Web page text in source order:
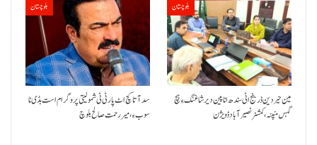
بلوچستان
سد آتا کچ اٹ پارٹی ٹی شمولیتی پروگرام است بڈی نا
سوب ءِ،میر رحمت صالح بلوچ
بلوچستان
مین حیردین ڈرینج اٹی سندھ انا پین دیر شاغنگ ءِ ہچ
گہس منپنہ،کمشنر نصیرآباد ڈویژن